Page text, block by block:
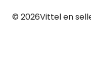
© 2026Vittel en